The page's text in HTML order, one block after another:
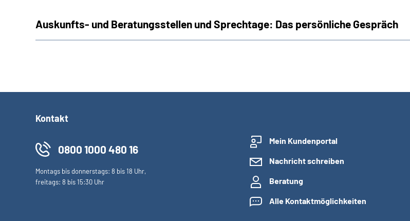
Auskunfts- und Beratungsstellen und Sprechtage: Das persönliche Gespräch
Kontakt
0800 1000 480 16
Montags bis donnerstags: 8 bis 18 Uhr,
freitags: 8 bis 15:30 Uhr
Mein Kundenportal
Nachricht schreiben
Beratung
Alle Kontaktmöglichkeiten